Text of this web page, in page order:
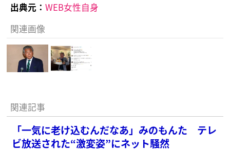
出典元： WEB女性自身
関連画像
関連記事
「一気に老け込むんだなあ」みのもんた テレ
ビ放送された“激変姿”にネット騒然